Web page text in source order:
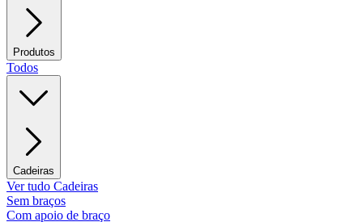
Produtos
Todos
Cadeiras
Ver tudo Cadeiras
Sem braços
Com apoio de braço